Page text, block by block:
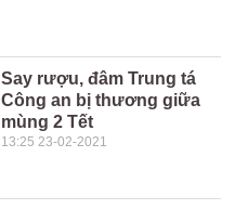
Say rượu, đâm Trung tá
Công an bị thương giữa
mùng 2 Tết
13:25 23-02-2021